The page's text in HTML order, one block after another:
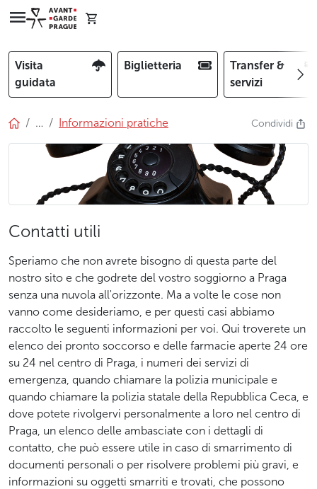
Visita
guidata
Biglietteria
Transfer &
servizi
… Informazioni pratiche Condividi
Contatti utili
Speriamo che non avrete bisogno di questa parte del
nostro sito e che godrete del vostro soggiorno a Praga
senza una nuvola all'orizzonte. Ma a volte le cose non
vanno come desideriamo, e per questi casi abbiamo
raccolto le seguenti informazioni per voi. Qui troverete un
elenco dei pronto soccorso e delle farmacie aperte 24 ore
su 24 nel centro di Praga, i numeri dei servizi di
emergenza, quando chiamare la polizia municipale e
quando chiamare la polizia statale della Repubblica Ceca, e
dove potete rivolgervi personalmente a loro nel centro di
Praga, un elenco delle ambasciate con i dettagli di
contatto, che può essere utile in caso di smarrimento di
documenti personali o per risolvere problemi più gravi, e
informazioni su oggetti smarriti e trovati, che possono